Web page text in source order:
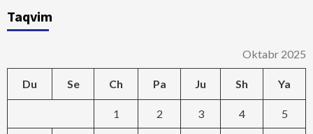
Taqvim
Oktabr 2025
Du Se Ch Pa Ju Sh Ya
1 2 3 4 5